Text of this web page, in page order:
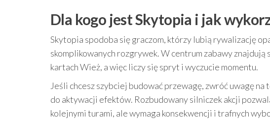
Dla kogo jest Skytopia i jak
Skytopia spodoba się graczom, którzy lubią rywalizację
skomplikowanych rozgrywek. W centrum zabawy znajdują
kartach Wież, a więc liczy się spryt i wyczucie momentu.
Jeśli chcesz szybciej budować przewagę, zwróć uwagę
do aktywacji efektów. Rozbudowany silniczek akcji
kolejnymi turami, ale wymaga konsekwencji i trafnych